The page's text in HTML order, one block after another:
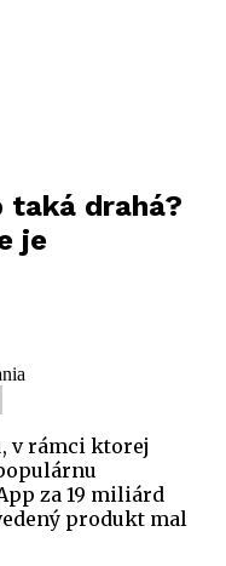
taká drahá?
je
v rámci ktorej
za 19 miliárd
produkt mal